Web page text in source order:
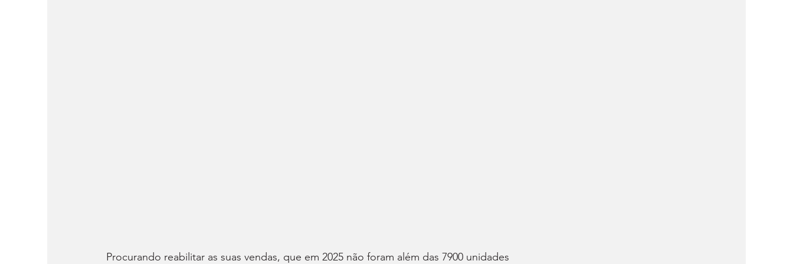
Procurando reabilitar as suas vendas, que em 2025 não foram além das 7900 unidades